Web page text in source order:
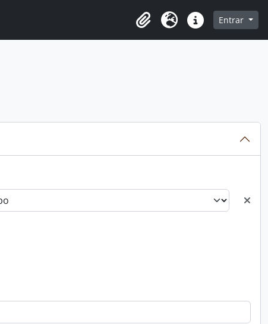
Área de Transferência
Idioma Atalhos Entrar